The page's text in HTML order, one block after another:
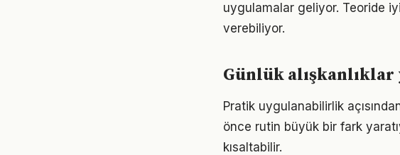
uygulamalar geliyor. Teoride
verebiliyor.
Günlük
Pratik uygulanabilirlik
önce rutin büyük bir fark
kısaltabilir.